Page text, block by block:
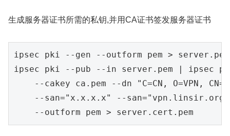
生成服务器证书所需的私钥,并用CA证书签发服务器证书
ipsec pki --gen --outform pem > server.
ipsec pki --pub --in server. pem | ipsec
--cakey
ca. pem --dn
"C=CN, O=VPN,
--san="x.x.x.x"
--san="vpn.linsir.org"
--outform
pem > server. cert. pem